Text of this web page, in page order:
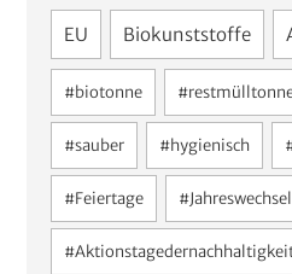
Kreislaufwirtschaft
Haus und Garten
Neuigkeiten
EU Biokunststoffe
#biotonne
#sauber #hygienisch
#Feiertage #Jahreswechsel